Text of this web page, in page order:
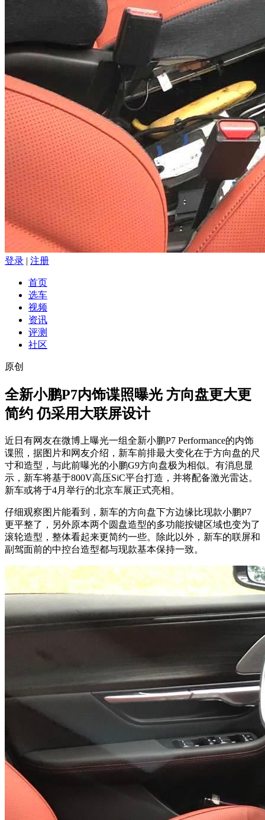
登录 | 注册
首页
选车
视频
资讯
评测
社区
原创
全新小鹏P7内饰谍照曝光 方向盘更大更
简约 仍采用大联屏设计
近日有网友在微博上曝光一组全新小鹏P7 Performance的内饰
谍照，据图片和网友介绍，新车前排最大变化在于方向盘的尺
寸和造型，与此前曝光的小鹏G9方向盘极为相似。有消息显
示，新车将基于800V高压SiC平台打造，并将配备激光雷达。
新车或将于4月举行的北京车展正式亮相。
仔细观察图片能看到，新车的方向盘下方边缘比现款小鹏P7
更平整了，另外原本两个圆盘造型的多功能按键区域也变为了
滚轮造型，整体看起来更简约一些。除此以外，新车的联屏和
副驾面前的中控台造型都与现款基本保持一致。